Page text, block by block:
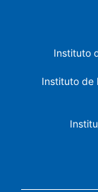
Instituto
Instituto de